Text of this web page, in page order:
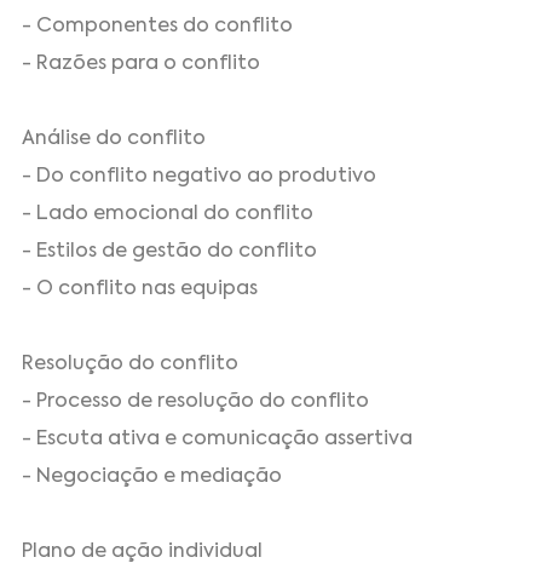
- Componentes do conflito
- Razões para o conflito
Análise do conflito
- Do conflito negativo ao produtivo
- Lado emocional do conflito
- Estilos de gestão do conflito
- O conflito nas equipas
Resolução do conflito
- Processo de resolução do conflito
- Escuta ativa e comunicação assertiva
- Negociação e mediação
Plano de ação individual